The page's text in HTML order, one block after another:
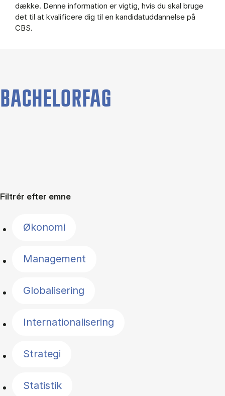
dække. Denne information er vigtig, hvis du skal bruge
det til at kvalificere dig til en kandidatuddannelse på
CBS.
BACHELORFAG
Filtrér efter emne
Økonomi
Management
Globalisering
Internationalisering
Strategi
Statistik